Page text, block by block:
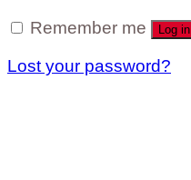
Remember me
Log in
Lost your password?